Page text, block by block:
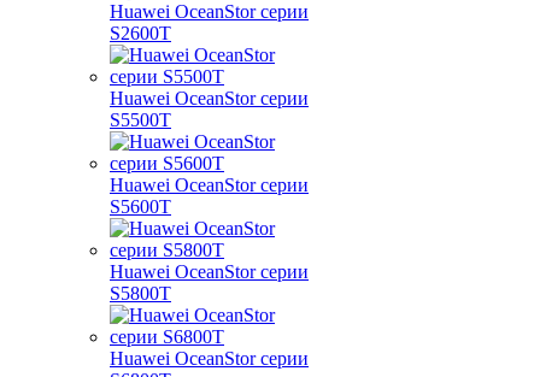
Huawei OceanStor серии
S2600T
Huawei OceanStor серии
S5500T
Huawei OceanStor серии
S5600T
Huawei OceanStor серии
S5800T
Huawei OceanStor серии